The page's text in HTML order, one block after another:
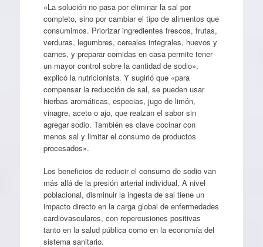
«La solución no pasa por eliminar la sal por
completo, sino por cambiar el tipo de alimentos que
consumimos. Priorizar ingredientes frescos, frutas,
verduras, legumbres, cereales integrales, huevos y
carnes, y preparar comidas en casa permite tener
un mayor control sobre la cantidad de sodio»,
explicó la nutricionista. Y sugirió que «para
compensar la reducción de sal, se pueden usar
hierbas aromáticas, especias, jugo de limón,
vinagre, aceto o ajo, que realzan el sabor sin
agregar sodio. También es clave cocinar con
menos sal y limitar el consumo de productos
procesados».
Los beneficios de reducir el consumo de sodio van
más allá de la presión arterial individual. A nivel
poblacional, disminuir la ingesta de sal tiene un
impacto directo en la carga global de enfermedades
cardiovasculares, con repercusiones positivas
tanto en la salud pública como en la economía del
sistema sanitario.